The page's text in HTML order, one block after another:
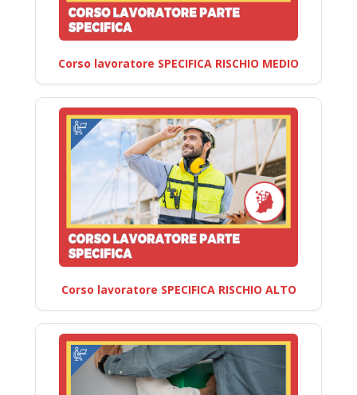
Corso lavoratore SPECIFICA RISCHIO MEDIO
Corso lavoratore SPECIFICA RISCHIO ALTO